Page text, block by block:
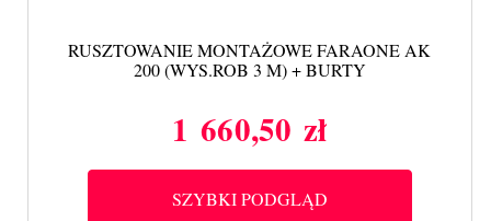
RUSZTOWANIE MONTAŻOWE FARAONE AK
200 (WYS.ROB 3 M) + BURTY
Cena
1 660,50 zł
SZYBKI PODGLĄD